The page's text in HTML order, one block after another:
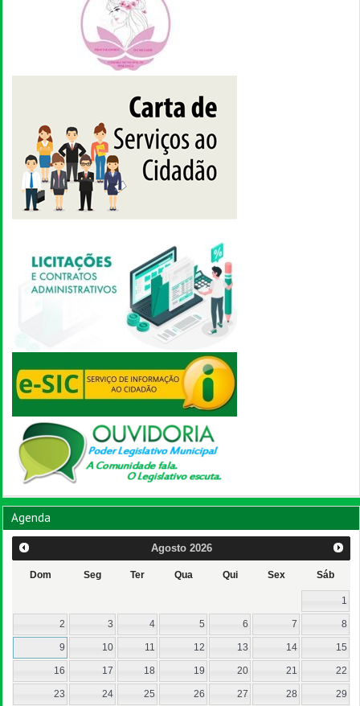
Agenda
Agosto 2026
Dom Seg Ter Qua Qui Sex Sáb
1
2 3 4 5 6 7 8
9 10 11 12 13 14 15
16 17 18 19 20 21 22
23 24 25 26 27 28 29